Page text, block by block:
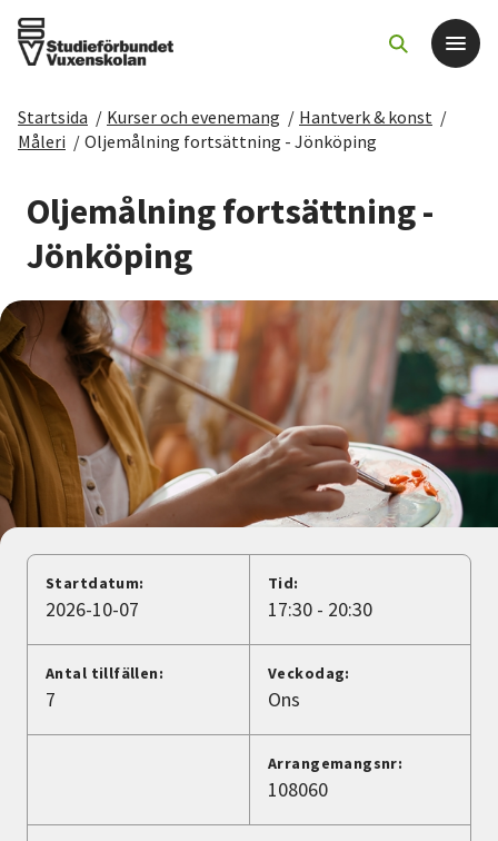
Det här gör vi
För dig som
Sök kurser och evenemang
Om SV
Starta studiecirkel
Cirkelledare
Nyheter
Avdelningar
Lyssna
Startsida / Kurser och evenemang / Hantverk & konst /
Måleri / Oljemålning fortsättning - Jönköping
Oljemålning fortsättning -
Jönköping
Startdatum:
2026-10-07
Tid:
17:30 - 20:30
Antal tillfällen:
7
Veckodag:
Ons
Arrangemangsnr:
108060